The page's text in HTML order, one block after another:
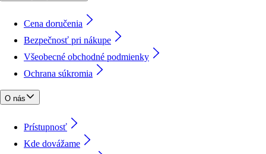
Cena doručenia
Bezpečnosť pri nákupe
Všeobecné obchodné podmienky
Ochrana súkromia
O nás
Prístupnosť
Kde dovážame